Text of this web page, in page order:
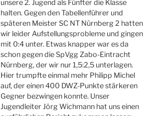
unsere 2. Jugend als Fünfter die Klasse
halten. Gegen den Tabellenführer und
späteren Meister SC NT Nürnberg 2 hatten
wir leider Aufstellungsprobleme und gingen
mit 0:4 unter. Etwas knapper war es da
schon gegen die SpVgg Zabo-Eintracht
Nürnberg, der wir nur 1,5:2,5 unterlagen.
Hier trumpfte einmal mehr Philipp Michel
auf, der einen 400 DWZ-Punkte stärkeren
Gegner bezwingen konnte. Unser
Jugendleiter Jörg Wichmann hat uns einen